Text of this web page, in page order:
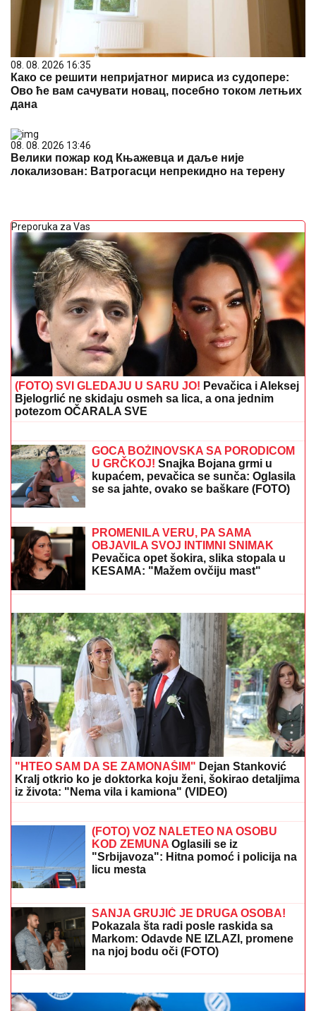
08. 08. 2026 16:35
Како се решити непријатног мириса из судопере:
Ово ће вам сачувати новац, посебно током летњих
дана
08. 08. 2026 13:46
Велики пожар код Књажевца и даље није
локализован: Ватрогасци непрекидно на терену
Preporuka za Vas
(FOTO) SVI GLEDAJU U SARU JO! Pevačica i Aleksej
Bjelogrlić ne skidaju osmeh sa lica, a ona jednim
potezom OČARALA SVE
progovorila o svadbi i renoviranju
kuće: "Išla sam roditeljima da kažem
da odustajem"
kupaćem, pevačica se sunča: Oglasila
se sa jahte, ovako se baškare (FOTO)
JOKIĆ GLEDA U NEVERICI:Amerikanci ostali
zapanjeni, šta to radi Denver?
PROMENILA VERU, PA SAMA
OBJAVILA SVOJ INTIMNI SNIMAK
Pevačica opet šokira, slika stopala u
KESAMA: "Mažem ovčiju mast"
MARINA VISKOVIĆ U NIKAD
SMELIJEM STAJLINGU! U
kaubojkama i sa bezobraznim
prorezom na suknji pokazala izvajane
noge, a onda je sevnulo i više nego